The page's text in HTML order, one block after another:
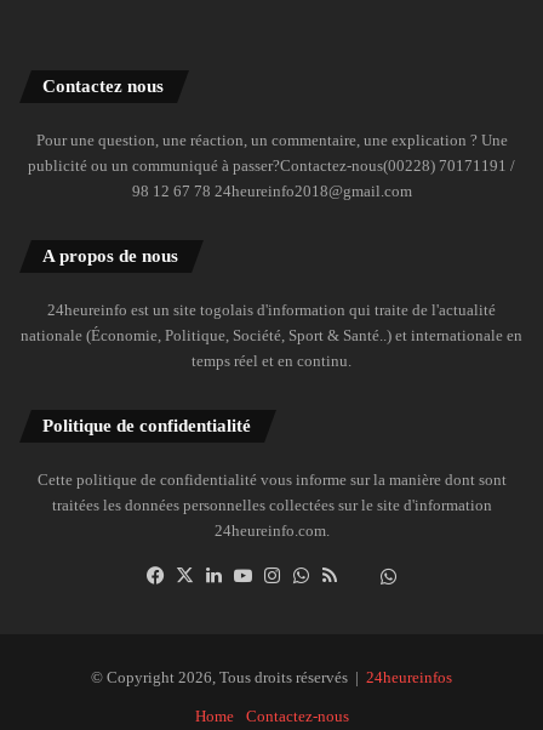
Contactez nous
Pour une question, une réaction, un commentaire, une explication ? Une
publicité ou un communiqué à passer?Contactez-nous(00228) 70171191 /
98 12 67 78 24heureinfo2018@gmail.com
A propos de nous
24heureinfo est un site togolais d'information qui traite de l'actualité
nationale (Économie, Politique, Société, Sport & Santé..) et internationale en
temps réel et en continu.
Politique de confidentialité
Cette politique de confidentialité vous informe sur la manière dont sont
traitées les données personnelles collectées sur le site d'information
24heureinfo.com.
Facebook
X LinkedinYouTubeInstagramWhatsAppDailymotion
© Copyright 2026, Tous droits réservés | 24heureinfos
Home Contactez-nous